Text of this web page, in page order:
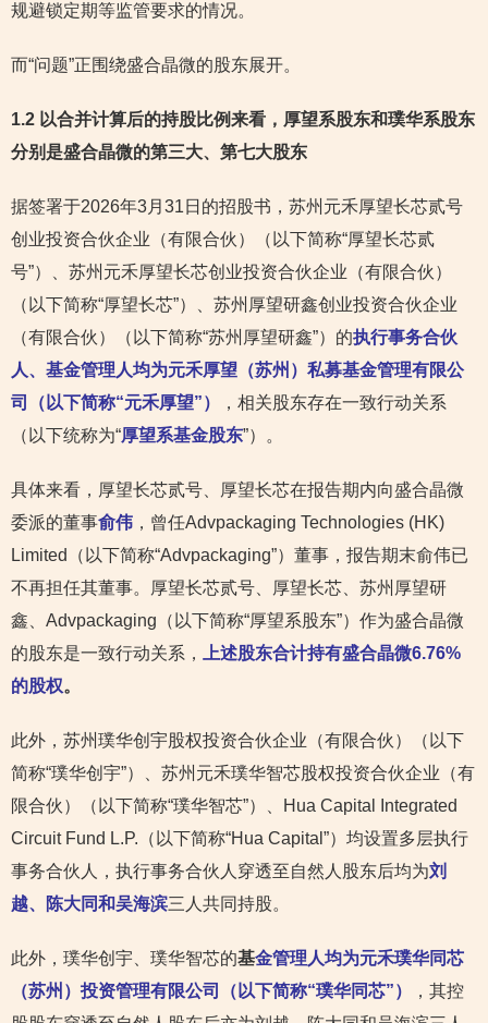
规避锁定期等监管要求的情况。
而“问题”正围绕盛合晶微的股东展开。
1.2 以合并计算后的持股比例来看，厚望系股东和璞华系股东
分别是盛合晶微的第三大、第七大股东
据签署于2026年3月31日的招股书，苏州元禾厚望长芯贰号
创业投资合伙企业（有限合伙）（以下简称“厚望长芯贰
号”）、苏州元禾厚望长芯创业投资合伙企业（有限合伙）
（以下简称“厚望长芯”）、苏州厚望研鑫创业投资合伙企业
（有限合伙）（以下简称“苏州厚望研鑫”）的执行事务合伙
人、基金管理人均为元禾厚望（苏州）私募基金管理有限公
司（以下简称“元禾厚望”）
，相关股东存在一致行动关系
（以下统称为“厚望系基金股东”）。
具体来看，厚望长芯贰号、厚望长芯在报告期内向盛合晶微
委派的董事俞伟 ，曾任Advpackaging Technologies (HK)
Limited（以下简称“Advpackaging”）董事，报告期末俞伟已
不再担任其董事。厚望长芯贰号、厚望长芯、苏州厚望研
鑫、Advpackaging（以下简称“厚望系股东”）作为盛合晶微
的股东是一致行动关系，
上述股东合计持有盛合晶微6.76%
的股权。
此外，苏州璞华创宇股权投资合伙企业（有限合伙）（以下
简称“璞华创宇”）、苏州元禾璞华智芯股权投资合伙企业（有
限合伙）（以下简称“璞华智芯”）、Hua Capital Integrated
Circuit Fund L.P.（以下简称“Hua Capital”）均设置多层执行
事务合伙人，执行事务合伙人穿透至自然人股东后均为刘
越、陈大同和吴海滨三人共同持股。
此外，璞华创宇、璞华智芯的基金管理人均为元禾璞华同芯
（苏州）投资管理有限公司（以下简称“璞华同芯”）
，其控